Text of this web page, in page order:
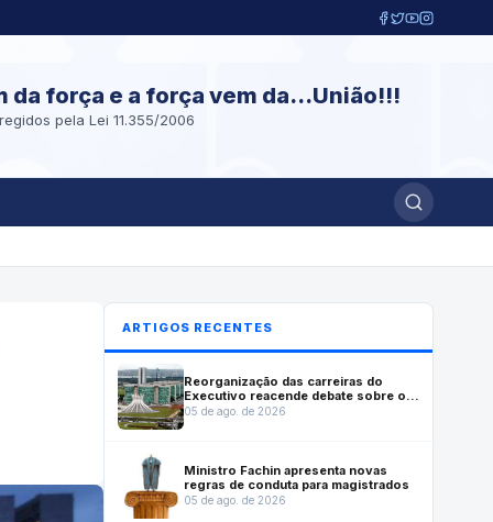
da força e a força vem da...União!!!
pela Lei 11.355/2006
ARTIGOS RECENTES
Reorganização das carreiras do
Executivo reacende debate sobre o
futuro institucional do Inmetro
05 de ago. de 2026
Ministro Fachin apresenta novas
regras de conduta para magistrados
05 de ago. de 2026